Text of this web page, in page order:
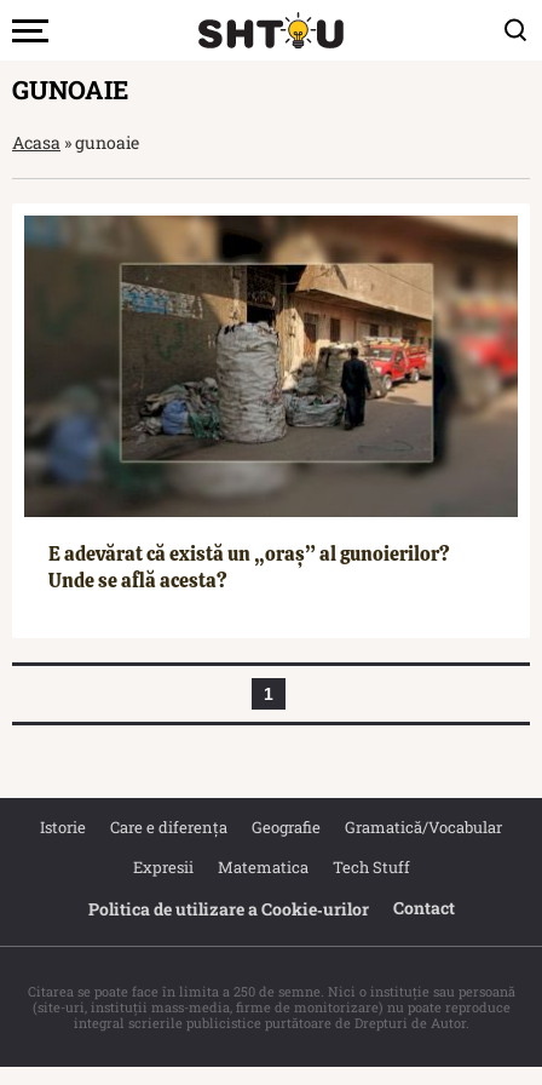
GUNOAIE
Acasa »gunoaie
E adevărat că există un „oraș” al gunoierilor?
Unde se află acesta?
1
Istorie Care e diferența Geografie
Gramatică/Vocabular
Expresii
Matematica Tech Stuff
Politica de utilizare a Cookie‐urilor Contact
Citarea se poate face în limita a 250 de semne. Nici o instituţie sau persoană
(site-uri, instituţii mass-media, firme de monitorizare) nu poate reproduce
integral scrierile publicistice purtătoare de Drepturi de Autor.